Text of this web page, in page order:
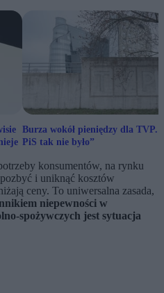
Burza wokół pieniędzy dla TVP.
PiS tak nie było”
konsumentów, na rynku
i uniknąć kosztów
ceny. To uniwersalna zasada,
niepewności w
spożywczych jest sytuacja